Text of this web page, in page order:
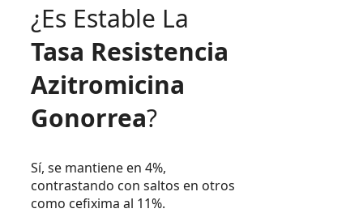
¿Es Estable La
Tasa Resistencia
Azitromicina
Gonorrea?
Sí, se mantiene en 4%,
contrastando con saltos en otros
como cefixima al 11%.